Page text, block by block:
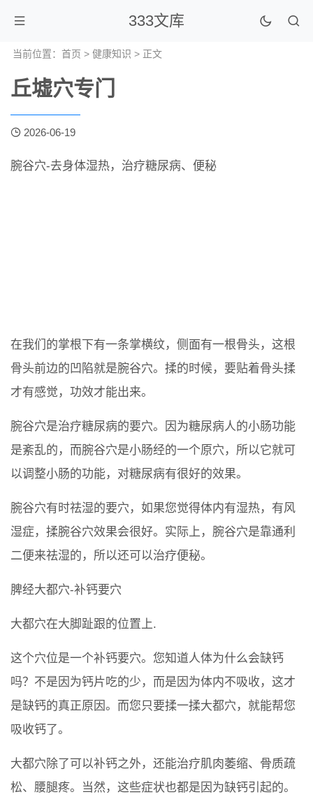
333文库
当前位置： 首页 > 健康知识 > 正文
丘墟穴专门
2026-06-19
腕谷穴-去身体湿热，治疗糖尿病、便秘
在我们的掌根下有一条掌横纹，侧面有一根骨头，这根
骨头前边的凹陷就是腕谷穴。揉的时候，要贴着骨头揉
才有感觉，功效才能出来。
腕谷穴是治疗糖尿病的要穴。因为糖尿病人的小肠功能
是紊乱的，而腕谷穴是小肠经的一个原穴，所以它就可
以调整小肠的功能，对糖尿病有很好的效果。
腕谷穴有时祛湿的要穴，如果您觉得体内有湿热，有风
湿症，揉腕谷穴效果会很好。实际上，腕谷穴是靠通利
二便来祛湿的，所以还可以治疗便秘。
脾经大都穴-补钙要穴
大都穴在大脚趾跟的位置上.
这个穴位是一个补钙要穴。您知道人体为什么会缺钙
吗？不是因为钙片吃的少，而是因为体内不吸收，这才
是缺钙的真正原因。而您只要揉一揉大都穴，就能帮您
吸收钙了。
大都穴除了可以补钙之外，还能治疗肌肉萎缩、骨质疏
松、腰腿疼。当然，这些症状也都是因为缺钙引起的。